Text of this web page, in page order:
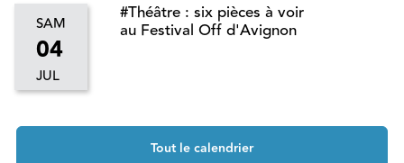
SAM
04
JUL
#Théâtre : six pièces à voir
au Festival Off d'Avignon
Tout le calendrier